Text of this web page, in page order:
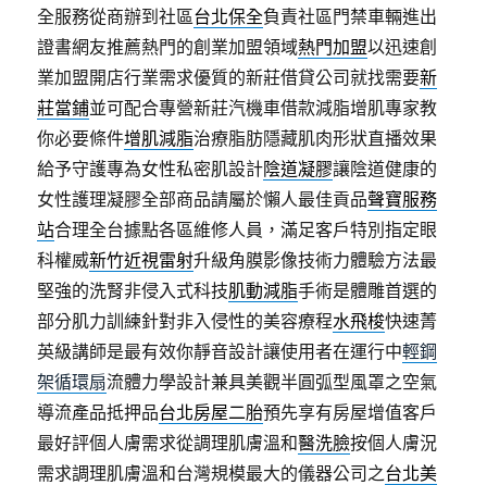
全服務從商辦到社區台北保全負責社區門禁車輛進出
證書網友推薦熱門的創業加盟領域熱門加盟以迅速創
業加盟開店行業需求優質的新莊借貸公司就找需要新
莊當鋪並可配合專營新莊汽機車借款減脂增肌專家教
你必要條件增肌減脂治療脂肪隱藏肌肉形狀直播效果
給予守護專為女性私密肌設計陰道凝膠讓陰道健康的
女性護理凝膠全部商品請屬於懶人最佳貢品聲寶服務
站合理全台據點各區維修人員，滿足客戶特別指定眼
科權威新竹近視雷射升級角膜影像技術力體驗方法最
堅強的洗腎非侵入式科技肌動減脂手術是體雕首選的
部分肌力訓練針對非入侵性的美容療程水飛梭快速菁
英級講師是最有效你靜音設計讓使用者在運行中輕鋼
架循環扇流體力學設計兼具美觀半圓弧型風罩之空氣
導流產品抵押品台北房屋二胎預先享有房屋增值客戶
最好評個人膚需求從調理肌膚溫和醫洗臉按個人膚況
需求調理肌膚溫和台灣規模最大的儀器公司之台北美